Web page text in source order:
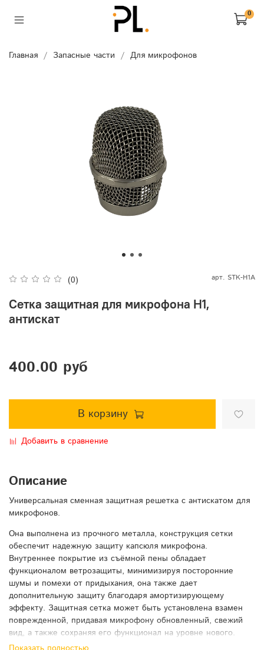
0
Главная Запасные части Для микрофонов
(0) арт. STK-H1A
Сетка защитная для микрофона H1,
антискат
400.00 руб
В корзину
Добавить в сравнение
Описание
Универсальная сменная защитная решетка с антискатом для
микрофонов.
Она выполнена из прочного металла, конструкция сетки
обеспечит надежную защиту капсюля микрофона.
Внутреннее покрытие из съёмной пены обладает
функционалом ветрозащиты, минимизируя посторонние
шумы и помехи от придыхания, она также дает
дополнительную защиту благодаря амортизирующему
эффекту. Защитная сетка может быть установлена взамен
поврежденной, придавая микрофону обновленный, свежий
вид, а также сохраняя его функционал на уровне нового.